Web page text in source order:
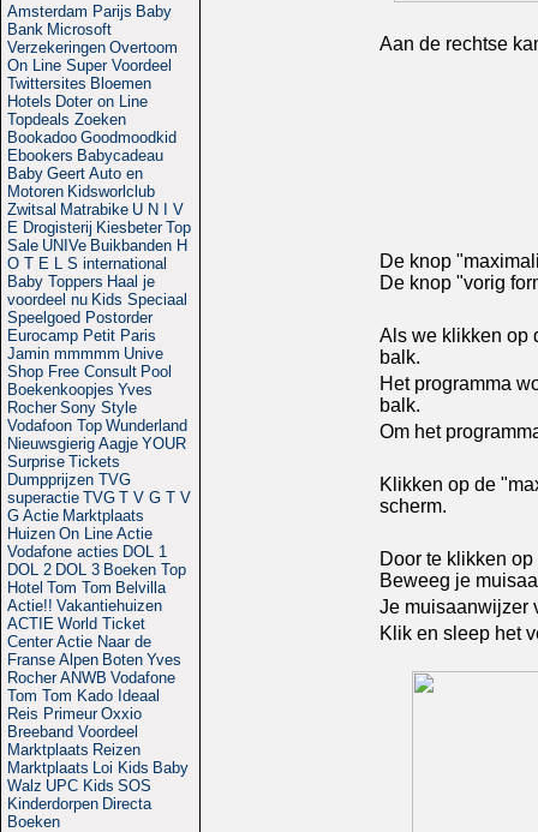
Amsterdam Parijs Baby
Bank Microsoft
Verzekeringen Overtoom
On Line Super Voordeel
Twittersites Bloemen
Hotels Doter on Line
Topdeals Zoeken
Bookadoo Goodmoodkid
Ebookers Babycadeau
Baby Geert Auto en
Motoren Kidsworlclub
Zwitsal Matrabike U N I V
E Drogisterij Kiesbeter Top
Sale UNIVe Buikbanden H
O T E L S international
Baby Toppers Haal je
voordeel nu Kids Speciaal
Speelgoed Postorder
Eurocamp Petit Paris
Jamin mmmmm Unive
Shop Free Consult Pool
Boekenkoopjes Yves
Rocher Sony Style
Vodafoon Top Wunderland
Nieuwsgierig Aagje YOUR
Surprise Tickets
Dumpprijzen TVG
superactie TVG T V G T V
G Actie Marktplaats
Huizen On Line Actie
Vodafone acties DOL 1
DOL 2 DOL 3 Boeken Top
Hotel Tom Tom Belvilla
Actie!! Vakantiehuizen
ACTIE World Ticket
Center Actie Naar de
Franse Alpen Boten Yves
Rocher ANWB Vodafone
Tom Tom Kado Ideaal
Reis Primeur Oxxio
Breeband Voordeel
Marktplaats Reizen
Marktplaats Loi Kids Baby
Walz UPC Kids SOS
Kinderdorpen Directa
Boeken
Aan de rechtse
De knop
De knop "vorig
Als we klikken op
balk.
Het programma
balk.
Om het
Klikken op de
scherm.
Door te klikken
Beweeg je
Je muisaanwijzer
Klik en sleep het